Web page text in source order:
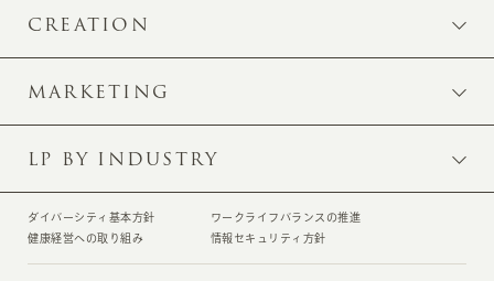
CREATION
MARKETING
LP BY INDUSTRY
ダイバーシティ基本方針
ワークライフバランスの推進
健康経営への取り組み
情報セキュリティ方針